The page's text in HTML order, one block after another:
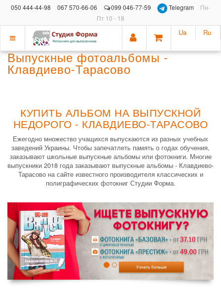
050 444-44-98 067 570-66-06 099 046-77-59 Telegram
Пн-
Пт 10 - 18
Показать
меню
Ua Ru
Выпускные фотоальбомы -
Клавдиево-Тарасово
КУПИТЬ АЛЬБОМ НА ВЫПУСКНОЙ
НЕДОРОГО - КЛАВДИЕВО-ТАРАСОВО
Ежегодно множество учащихся выпускаются из разных учебных
заведений Украины. Чтобы запечатлеть память о годах обучения,
заказывают школьные выпускные альбомы или фотокниги. Многие
выпускники 2018 года заказывают выпускные альбомы - Клавдиево-
Тарасово на сайте известного производителя классических и
полиграфических фотокниг Студии Форма.